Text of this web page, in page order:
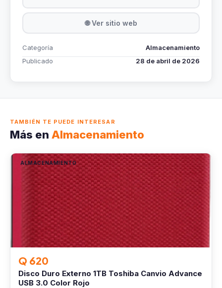
🌐 Ver sitio web
Categoría
Almacenamiento
Publicado
28 de abril de 2026
TAMBIÉN TE PUEDE INTERESAR
Más en Almacenamiento
ALMACENAMIENTO
Q 620
Disco Duro Externo 1TB Toshiba Canvio Advance
USB 3.0 Color Rojo